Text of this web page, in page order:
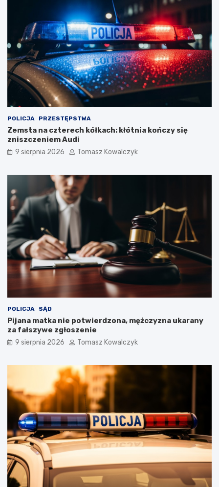
POLICJA PRZESTĘPSTWA
Zemsta na czterech kółkach: kłótnia kończy się
zniszczeniem Audi
9 sierpnia 2026 Tomasz Kowalczyk
POLICJA SĄD
Pijana matka nie potwierdzona, mężczyzna ukarany
za fałszywe zgłoszenie
9 sierpnia 2026 Tomasz Kowalczyk